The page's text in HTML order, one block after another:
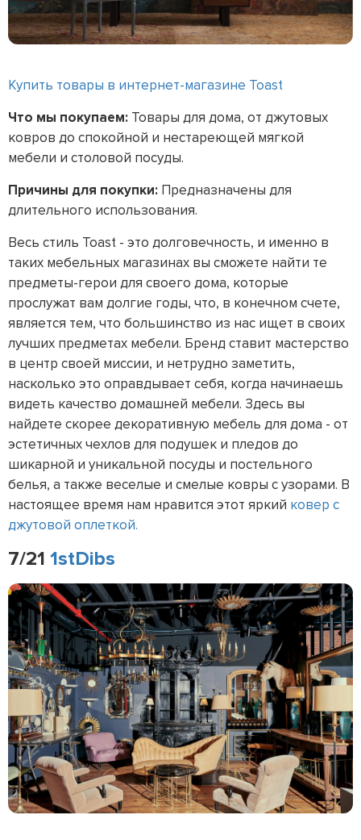
Купить товары в интернет-магазине Toast
Что мы покупаем: Товары для дома, от джутовых
ковров до спокойной и нестареющей мягкой
мебели и столовой посуды.
Причины для покупки: Предназначены для
длительного использования.
Весь стиль Toast - это долговечность, и именно в
таких мебельных магазинах вы сможете найти те
предметы-герои для своего дома, которые
прослужат вам долгие годы, что, в конечном счете,
является тем, что большинство из нас ищет в своих
лучших предметах мебели. Бренд ставит мастерство
в центр своей миссии, и нетрудно заметить,
насколько это оправдывает себя, когда начинаешь
видеть качество домашней мебели. Здесь вы
найдете скорее декоративную мебель для дома - от
эстетичных чехлов для подушек и пледов до
шикарной и уникальной посуды и постельного
белья, а также веселые и смелые ковры с узорами. В
настоящее время нам нравится этот яркий ковер с
джутовой оплеткой.
7/21 1stDibs